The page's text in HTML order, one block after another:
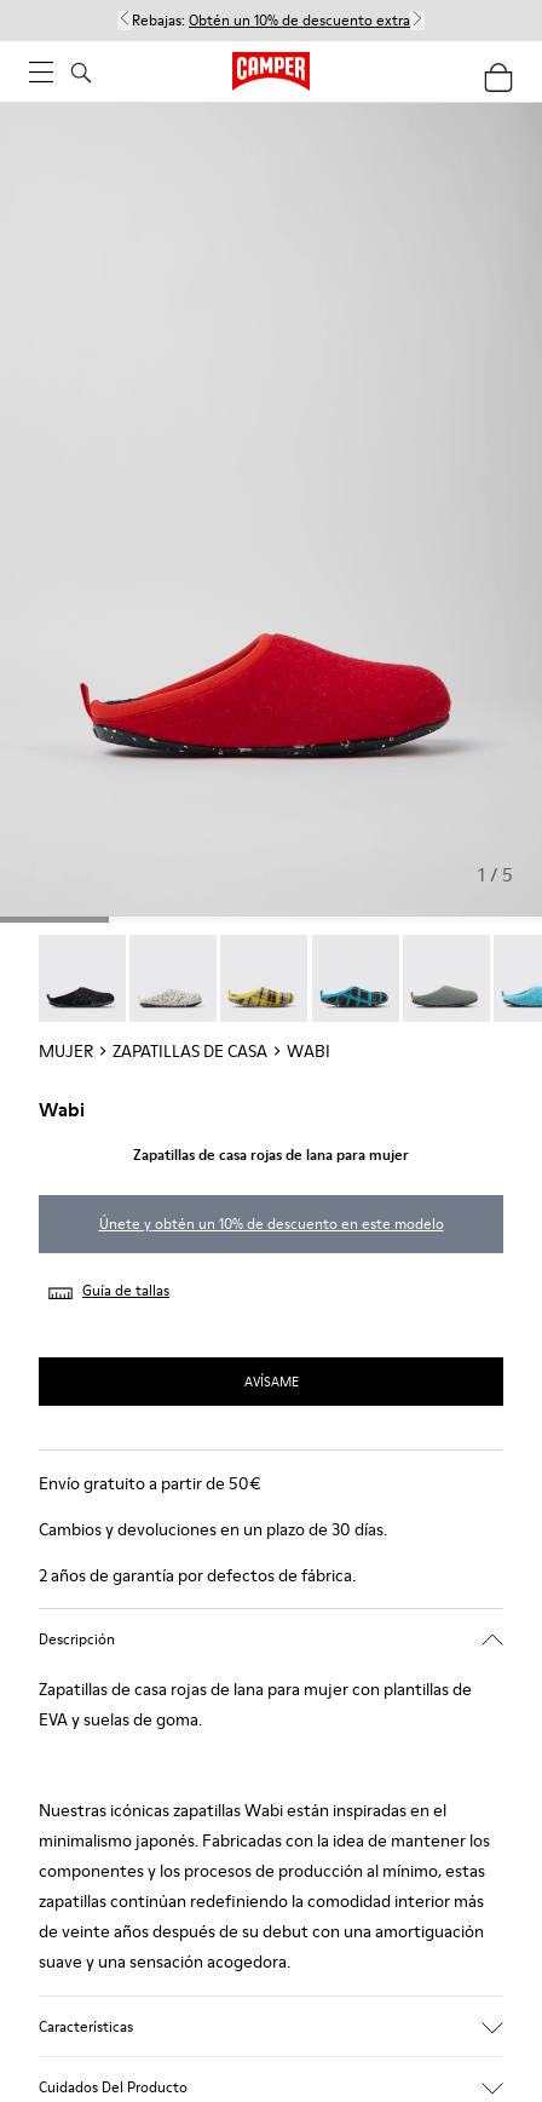
Rebajas: Obtén un 10% de descuento extra
1 / 5
MUJER ZAPATILLAS DE CASA WABI
Wabi
Zapatillas de casa rojas de lana para mujer
Únete y obtén un 10% de descuento en este modelo
Guía de tallas
AVÍSAME
Envío gratuito a partir de 50€
Cambios y devoluciones en un plazo de 30 días.
2 años de garantía por defectos de fábrica.
Descripción
Zapatillas de casa rojas de lana para mujer con plantillas de
EVA y suelas de goma.
Nuestras icónicas zapatillas Wabi están inspiradas en el
minimalismo japonés. Fabricadas con la idea de mantener los
componentes y los procesos de producción al mínimo, estas
zapatillas continúan redefiniendo la comodidad interior más
de veinte años después de su debut con una amortiguación
suave y una sensación acogedora.
Características
Cuidados Del Producto